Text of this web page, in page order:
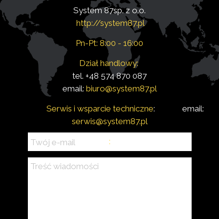
System 87sp. z o.o.
http://system87.pl
Pn-Pt: 8:00 - 16:00
Dział handlowy:
tel. +48 574 870 087
email: biuro@system87.pl
Serwis i wsparcie techniczne:
email:
serwis@system87.pl
: